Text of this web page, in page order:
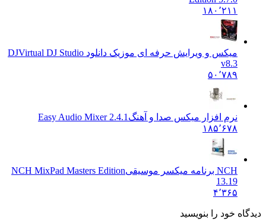
۱۸۰٬۲۱۱
میکس و ویرایش حرفه ای موزیک دانلود DJ Virtual DJ Studio
۵۰٬۷۸۹
نرم افزار میکس صدا و آهنگEasy Audio Mixer 2.4.1
۱۸۵٬۶۷۸
NCH MixPad Masters Edition
خود را بنویسید